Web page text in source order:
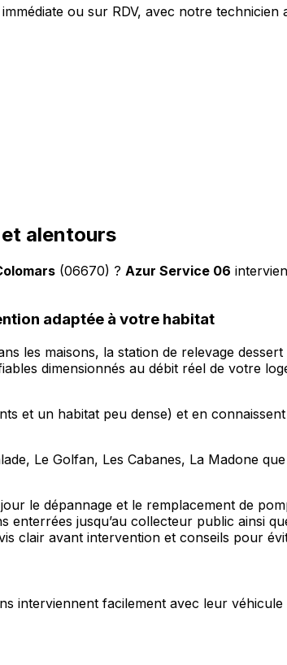
ou sur RDV, avec notre technicien
alentours
(06670) ? Azur Service 06
adaptée à votre habitat
les maisons, la station de relevage
dimensionnés au débit réel de votre
et un habitat peu dense) et en
Le Golfan, Les Cabanes, La Madone
le dépannage et le remplacement de
jusqu’au collecteur public ainsi
clair avant intervention et conseils pour
interviennent facilement avec leur véhicule